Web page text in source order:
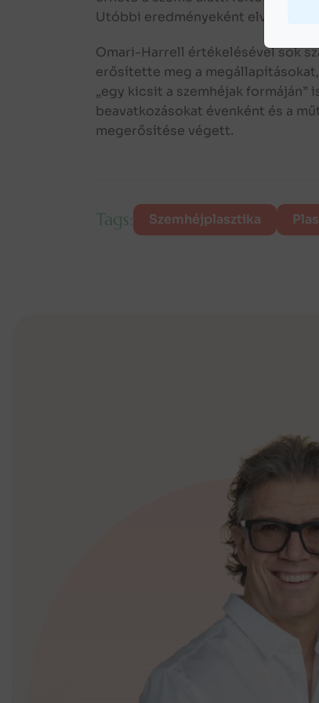
Utóbbi eredményeként
Omari-Harrell értékelésével sok
erősítette meg a
„egy kicsit a szemhéjak
beavatkozásokat évenként és a
megerősítése végett.
Tags: Szemhéjplasztika